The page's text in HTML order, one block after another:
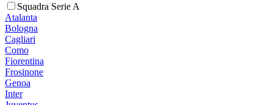
Squadra Serie A
Atalanta
Bologna
Cagliari
Como
Fiorentina
Frosinone
Genoa
Inter